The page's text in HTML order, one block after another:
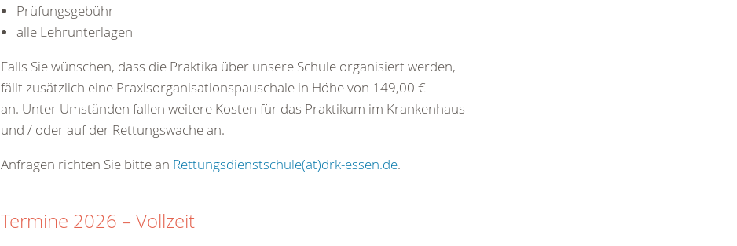
Prüfungsgebühr
alle Lehrunterlagen
Falls Sie wünschen, dass die Praktika über unsere Schule organisiert werden,
fällt zusätzlich eine Praxisorganisationspauschale in Höhe von 149,00 €
an. Unter Umständen fallen weitere Kosten für das Praktikum im Krankenhaus
und / oder auf der Rettungswache an.
Anfragen richten Sie bitte an Rettungsdienstschule(at)drk-essen.de.
Termine 2026 – Vollzeit